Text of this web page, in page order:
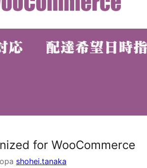
for WooCommerce
shohei.tanaka